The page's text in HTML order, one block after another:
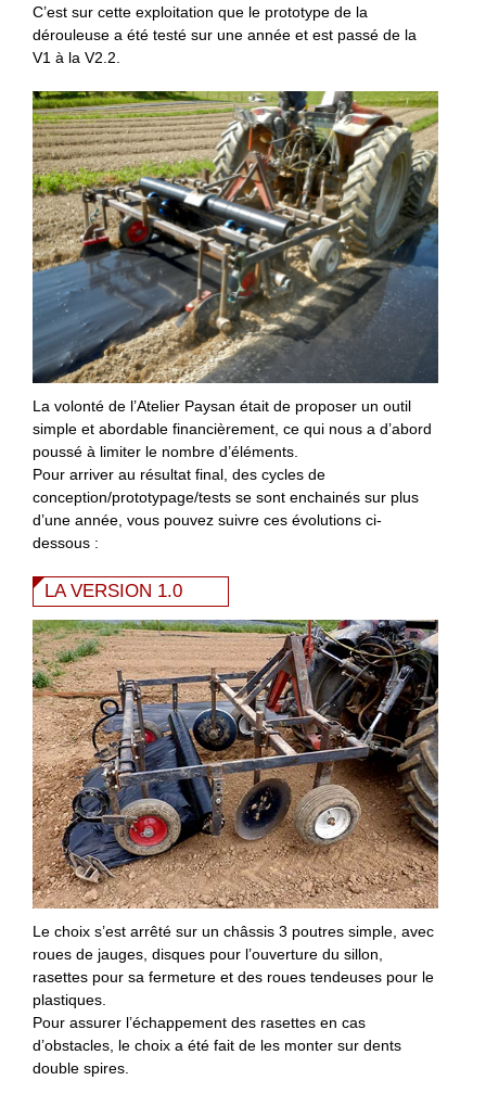
C’est sur cette exploitation que le prototype de la
dérouleuse a été testé sur une année et est passé de la
V1 à la V2.2.
La volonté de l’Atelier Paysan était de proposer un outil
simple et abordable financièrement, ce qui nous a d’abord
poussé à limiter le nombre d’éléments.
Pour arriver au résultat final, des cycles de
conception/prototypage/tests se sont enchainés sur plus
d’une année, vous pouvez suivre ces évolutions ci-
dessous :
LA VERSION 1.0
Le choix s’est arrêté sur un châssis 3 poutres simple, avec
roues de jauges, disques pour l’ouverture du sillon,
rasettes pour sa fermeture et des roues tendeuses pour le
plastiques.
Pour assurer l’échappement des rasettes en cas
d’obstacles, le choix a été fait de les monter sur dents
double spires.